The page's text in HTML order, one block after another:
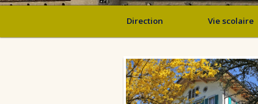
Direction Vie scolaire